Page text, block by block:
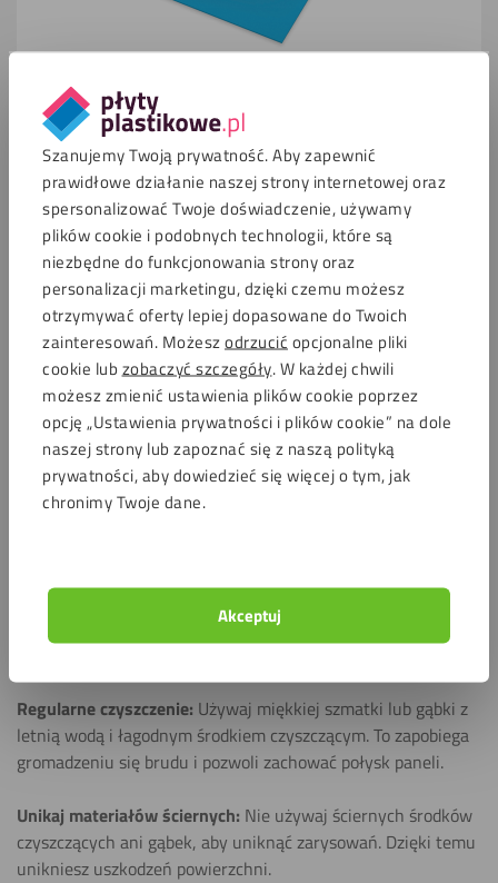
Szanujemy Twoją prywatność. Aby zapewnić
prawidłowe działanie naszej strony internetowej oraz
spersonalizować Twoje doświadczenie, używamy
plików cookie i podobnych technologii, które są
niezbędne do funkcjonowania strony oraz
personalizacji marketingu, dzięki czemu możesz
otrzymywać oferty lepiej dopasowane do Twoich
zainteresowań. Możeszodrzucić opcjonalne pliki
cookie lub zobaczyć szczegóły. W każdej chwili
możesz zmienić ustawienia plików cookie poprzez
opcję „Ustawienia prywatności i plików cookie” na dole
naszej strony lub zapoznać się z naszą polityką
prywatności, aby dowiedzieć się więcej o tym, jak
chronimy Twoje dane.
Akceptuj
Bezpłatnie
Zamów swoje próbki
Zamów teraz 4 próbki za 20 zł (bez VAT-u) z darmową
wysyłką. Każda dodatkowa próbka kosztuje 5 zł.
Próbki mają wymiary 5 x 5 cm i standardową
grubość.
W zamian otrzymasz kod rabatowy o wartości 20 zł,
który możesz wykorzystać przy kolejnym
zamówieniu.
marmuru?
Pielęgnacja Twoich paneli ściennych jest prosta, co sprawia,
Regularne czyszczenie: Używaj miękkiej szmatki lub gąbki z
letnią wodą i łagodnym środkiem czyszczącym. To zapobiega
gromadzeniu się brudu i pozwoli zachować połysk paneli.
Unikaj materiałów ściernych: Nie używaj ściernych środków
czyszczących ani gąbek, aby uniknąć zarysowań. Dzięki temu
unikniesz uszkodzeń powierzchni.